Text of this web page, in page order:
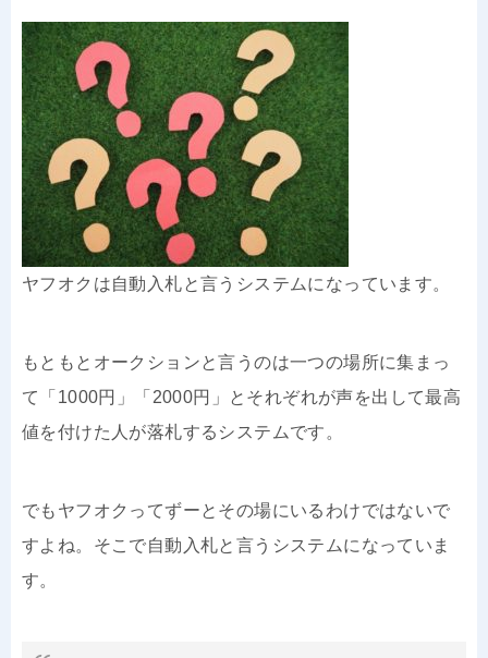
ヤフオクは自動入札と言うシステムになっています。
もともとオークションと言うのは一つの場所に集まっ
て「1000円」「2000円」とそれぞれが声を出して最高
値を付けた人が落札するシステムです。
でもヤフオクってずーとその場にいるわけではないで
すよね。そこで自動入札と言うシステムになっていま
す。